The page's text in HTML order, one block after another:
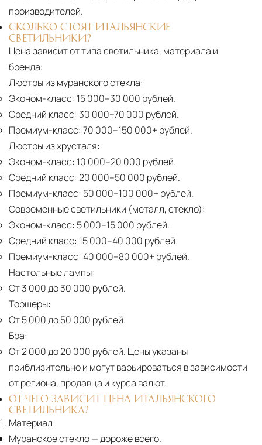
производителей.
СКОЛЬКО СТОЯТ ИТАЛЬЯНСКИЕ
СВЕТИЛЬНИКИ?
Цена зависит от типа светильника, материала и
бренда:
Люстры из муранского стекла:
Эконом-класс: 15 000–30 000 рублей.
Средний класс: 30 000–70 000 рублей.
Премиум-класс: 70 000–150 000+ рублей.
Люстры из хрусталя:
Эконом-класс: 10 000–20 000 рублей.
Средний класс: 20 000–50 000 рублей.
Премиум-класс: 50 000–100 000+ рублей.
Современные светильники (металл, стекло):
Эконом-класс: 5 000–15 000 рублей.
Средний класс: 15 000–40 000 рублей.
Премиум-класс: 40 000–80 000+ рублей.
Настольные лампы:
От 3 000 до 30 000 рублей.
Торшеры:
От 5 000 до 50 000 рублей.
Бра:
От 2 000 до 20 000 рублей. Цены указаны
приблизительно и могут варьироваться в зависимости
от региона, продавца и курса валют.
ОТ ЧЕГО ЗАВИСИТ ЦЕНА ИТАЛЬЯНСКОГО
СВЕТИЛЬНИКА?
Материал
Муранское стекло— дороже всего.